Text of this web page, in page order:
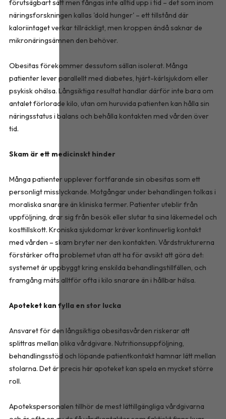
förutsägbart sätt men fångas inte alltid upp i tid – det som inom
näringsforskningen kallas 'dold hunger' – ett tillstånd där
kaloriintaget verkar tillräckligt, men kroppen ändå saknar de
mikronäringsämnen den behöver.
Obesitas förekommer dessutom sällan isolerat. Många
patienter lever parallellt med diabetes, hjärt-kärlsjukdom eller
psykisk ohälsa. Långsiktiga resultat handlar därför inte bara om
antalet förlorade kilo, utan om huruvida patienten kan hålla sin
näringsstatus i balans och behålla kontakten med vården över
tid.
Skam är ett medicinskt hinder
Många patienter upplever fortfarande sin obesitas som ett
personligt misslyckande. Motgångar under behandlingen tolkas i
moraliska snarare än kliniska termer. Patienter uteblir från
uppföljning, drar sig från besök eller slutar ta sina läkemedel och
kosttillskott. Kroniska sjukdomar kräver kontinuerlig kontakt
med vården – skam bryter ner den kontakten. Vårdstrukturerna
förstärker ofta problemet utan att ha för avsikt att göra det:
systemet är uppbyggt kring enskilda behandlingstillfällen, och
framgång mäts alltför ofta i kilo snarare än i hållbar hälsa.
Apoteket kan fylla en stor lucka
Ansvaret för den långsiktiga obesitasvården riskerar att
splittras mellan olika vårdgivare. Nutritionsuppföljning,
behandlingsstöd och löpande patientkontakt hamnar lätt mellan
stolarna. Det är precis här apoteket kan spela en mycket större
roll.
Apotekspersonalen tillhör de mest lättillgängliga vårdgivarna